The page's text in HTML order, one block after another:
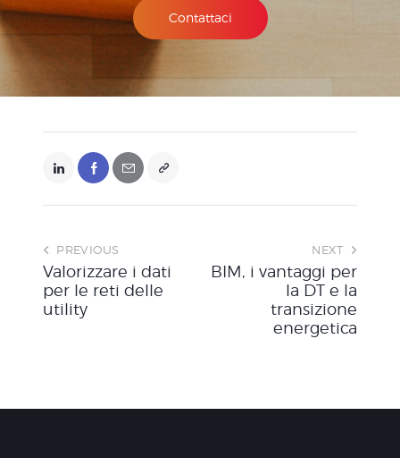
Contattaci
PREVIOUS
Valorizzare i dati
per le reti delle
utility
NEXT
BIM, i vantaggi per
la DT e la
transizione
energetica